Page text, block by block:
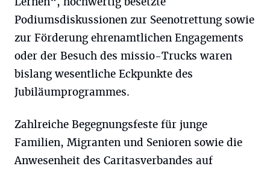
Podiumsdiskussionen zur Seenotrettung sowie
zur Förderung ehrenamtlichen Engagements
oder der Besuch des missio-Trucks waren
bislang wesentliche Eckpunkte des
Jubiläumprogrammes.
Zahlreiche Begegnungsfeste für junge
Familien, Migranten und Senioren sowie die
Anwesenheit des Caritasverbandes auf